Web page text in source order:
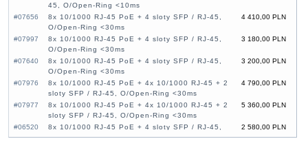
45, O/Open-Ring <10ms
#07656
4 410,00 PLN
8x 10/1000 RJ-45 PoE + 4 sloty SFP / RJ-45,
O/Open-Ring <30ms
#07997
3 180,00 PLN
8x 10/1000 RJ-45 PoE + 4 sloty SFP / RJ-45,
O/Open-Ring <30ms
#07640
3 200,00 PLN
8x 10/1000 RJ-45 PoE + 4 sloty SFP / RJ-45,
O/Open-Ring <30ms
#07976
4 790,00 PLN
8x 10/1000 RJ-45 PoE + 4x 10/1000 RJ-45 + 2
sloty SFP / RJ-45, O/Open-Ring <30ms
#07977
5 360,00 PLN
8x 10/1000 RJ-45 PoE + 4x 10/1000 RJ-45 + 2
sloty SFP / RJ-45, O/Open-Ring <30ms
#06520
2 580,00 PLN
8x 10/1000 RJ-45 PoE + 4 sloty SFP / RJ-45,
O/Open-Ring <30ms, obudowa slim